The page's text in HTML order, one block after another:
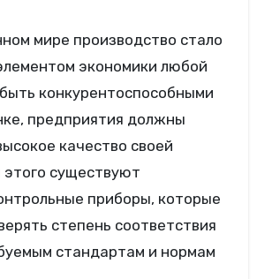
мире производство стало
экономики любой
конкурентоспособными
предприятия должны
качество своей
существуют
приборы, которые
степень соответствия
стандартам и нормам